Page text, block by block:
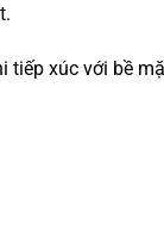
xúc với bề